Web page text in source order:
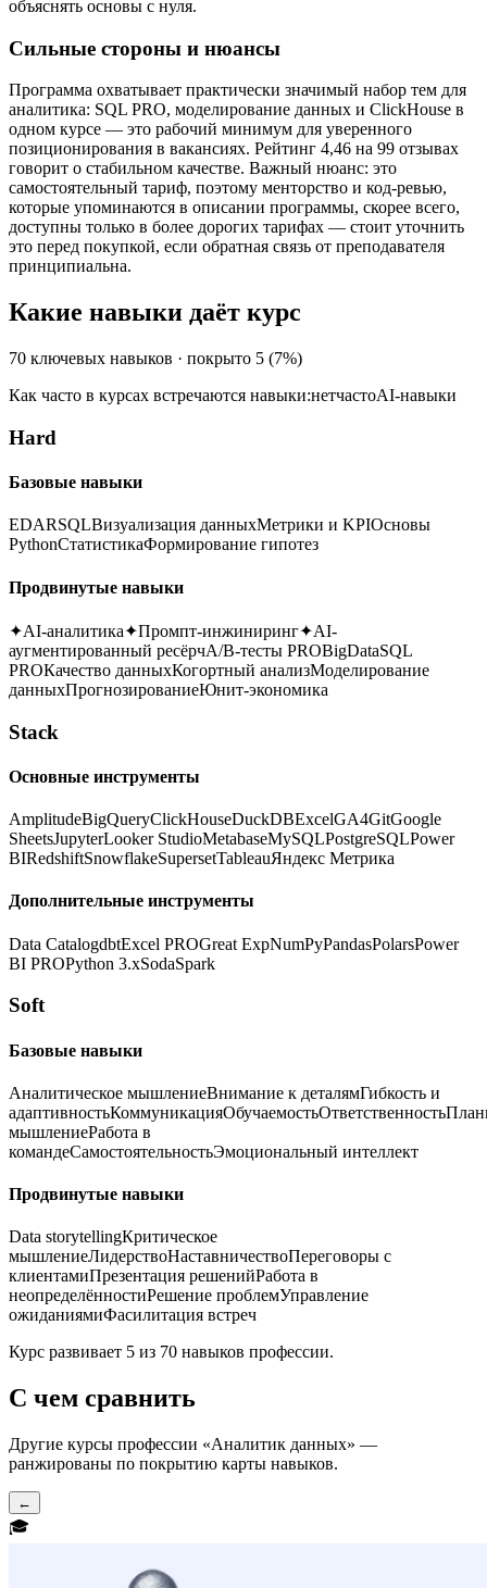
объяснять основы с нуля.
Сильные стороны и нюансы
Программа охватывает практически значимый набор тем для
аналитика: SQL PRO, моделирование данных и ClickHouse в
одном курсе — это рабочий минимум для уверенного
позиционирования в вакансиях. Рейтинг 4,46 на 99 отзывах
говорит о стабильном качестве. Важный нюанс: это
самостоятельный тариф, поэтому менторство и код-ревью,
которые упоминаются в описании программы, скорее всего,
доступны только в более дорогих тарифах — стоит уточнить
это перед покупкой, если обратная связь от преподавателя
принципиальна.
Какие навыки даёт курс
70 ключевых навыков · покрыто 5 (7%)
Как часто в курсах встречаются навыки:нетчастоAI-навыки
Hard
Базовые навыки
EDARSQLВизуализация данныхМетрики и KPIОсновы
PythonСтатистикаФормирование гипотез
Продвинутые навыки
✦AI-аналитика✦Промпт-инжиниринг✦AI-
аугментированный ресёрчA/B-тесты PROBigDataSQL
PROКачество данныхКогортный анализМоделирование
данныхПрогнозированиеЮнит-экономика
Stack
Основные инструменты
AmplitudeBigQueryClickHouseDuckDBExcelGA4GitGoogle
SheetsJupyterLooker StudioMetabaseMySQLPostgreSQLPower
BIRedshiftSnowflakeSupersetTableauЯндекс Метрика
Дополнительные инструменты
Data CatalogdbtExcel PROGreat ExpNumPyPandasPolarsPower
BI PROPython 3.xSodaSpark
Soft
Базовые навыки
Аналитическое мышлениеВнимание к деталямГибкость и
адаптивностьКоммуникацияОбучаемостьОтветственность
мышлениеРабота в
командеСамостоятельностьЭмоциональный интеллект
Продвинутые навыки
Data storytellingКритическое
мышлениеЛидерствоНаставничествоПереговоры с
клиентамиПрезентация решенийРабота в
неопределённостиРешение проблемУправление
ожиданиямиФасилитация встреч
Курс развивает 5 из 70 навыков профессии.
С чем сравнить
Другие курсы профессии «Аналитик данных» —
ранжированы по покрытию карты навыков.
←
🎓